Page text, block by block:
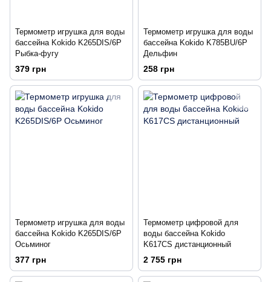
Термометр игрушка для воды
бассейна Kokido K265DIS/6P
Рыбка-фугу
379 грн
Термометр игрушка для воды
бассейна Kokido K785BU/6P
Дельфин
258 грн
Термометр игрушка для воды
бассейна Kokido K265DIS/6P
Осьминог
377 грн
Термометр цифровой для
воды бассейна Kokido
K617CS дистанционный
2 755 грн